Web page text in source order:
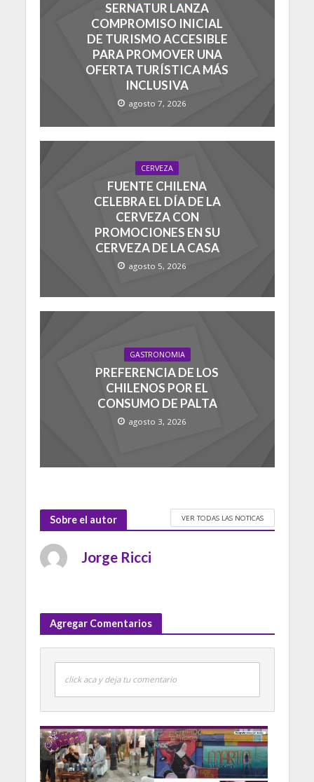
SERNATUR LANZA
COMPROMISO INICIAL
DE TURISMO ACCESIBLE
PARA PROMOVER UNA
OFERTA TURÍSTICA MÁS
INCLUSIVA
agosto 7, 2026
CERVEZA
FUENTE CHILENA
CELEBRA EL DÍA DE LA
CERVEZA CON
PROMOCIONES EN SU
CERVEZA DE LA CASA
agosto 5, 2026
GASTRONOMIA
PREFERENCIA DE LOS
CHILENOS POR EL
CONSUMO DE PALTA
agosto 3, 2026
Sobre el autor VER TODAS LAS NOTICAS
Jorge Ricci
Agregar Comentarios
click aca y deja tu comentario